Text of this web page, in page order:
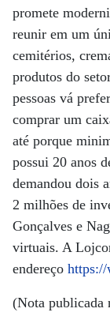
promete
reunir em um
cemitérios,
produtos do
pessoas vá
comprar um
até porque
possui 20 anos
demandou dois
2 milhões de
Gonçalves e
virtuais. A
endereço
(Nota publicada